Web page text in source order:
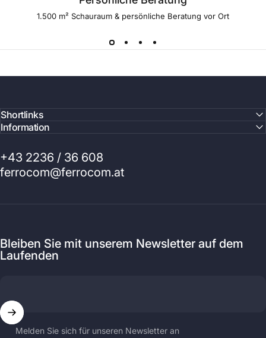
1.500 m² Schauraum & persönliche Beratung vor Ort
Shortlinks
Information
+43 2236 / 36 608
ferrocom@ferrocom.at
Bleiben Sie mit unserem Newsletter auf dem
Laufenden
Melden Sie sich für unseren Newsletter an